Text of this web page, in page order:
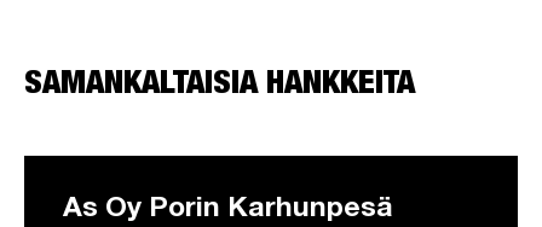
SAMANKALTAISIA HANKKEITA
As Oy Porin Karhunpesä